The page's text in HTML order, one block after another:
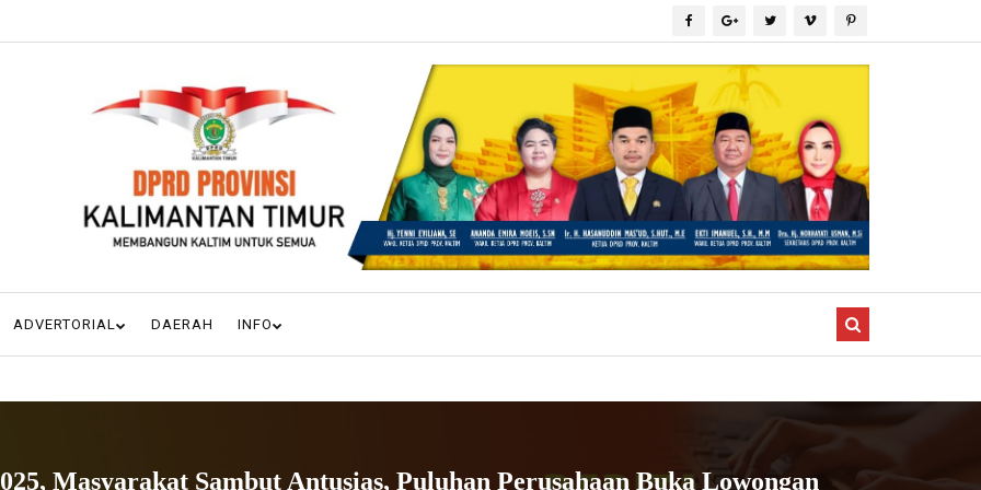
ADVERTORIAL DAERAH INFO
Masyarakat Sambut Antusias, Puluhan Perusahaan Buka Lowongan